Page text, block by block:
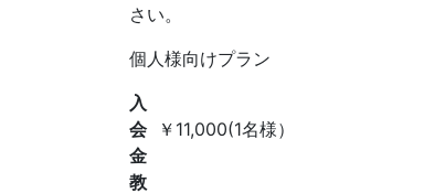
さい。
個人様向けプラン
入
会
金
￥11,000(1名様）
教